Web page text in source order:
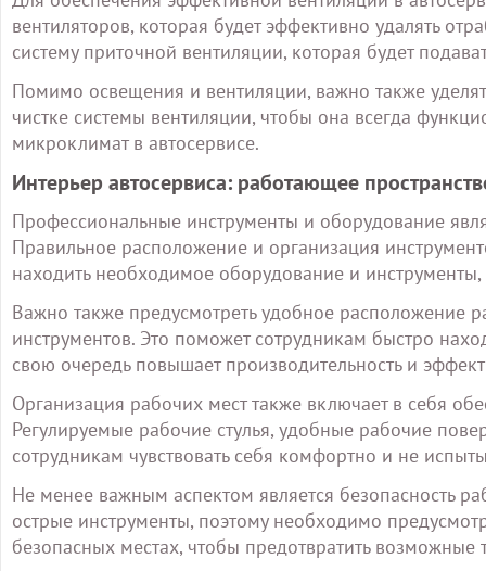
вентиляторов, которая будет эффективно удалять
систему приточной вентиляции, которая будет
Помимо освещения и вентиляции, важно также
чистке системы вентиляции, чтобы она всегда
микроклимат в автосервисе.
Интерьер автосервиса: работающее
Профессиональные инструменты и оборудование
Правильное расположение и организация
находить необходимое оборудование и
Важно также предусмотреть удобное расположение
инструментов. Это поможет сотрудникам быстро
свою очередь повышает производительность и
Организация рабочих мест также включает в себя
Регулируемые рабочие стулья, удобные рабочие
сотрудникам чувствовать себя комфортно и не
Не менее важным аспектом является безопасность
острые инструменты, поэтому необходимо
безопасных местах, чтобы предотвратить возможные